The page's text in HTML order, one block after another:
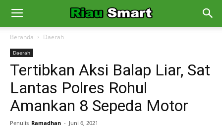
Beranda Daerah
Daerah
Tertibkan Aksi Balap Liar, Sat
Lantas Polres Rohul
Amankan 8 Sepeda Motor
Penulis Ramadhan - Juni 6, 2021